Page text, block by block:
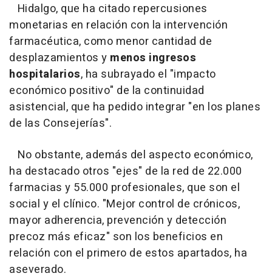
Hidalgo, que ha citado repercusiones
monetarias en relación con la intervención
farmacéutica, como menor cantidad de
desplazamientos y menos ingresos
hospitalarios, ha subrayado el "impacto
económico positivo" de la continuidad
asistencial, que ha pedido integrar "en los planes
de las Consejerías".
No obstante, además del aspecto económico,
ha destacado otros "ejes" de la red de 22.000
farmacias y 55.000 profesionales, que son el
social y el clínico. "Mejor control de crónicos,
mayor adherencia, prevención y detección
precoz más eficaz" son los beneficios en
relación con el primero de estos apartados, ha
aseverado.